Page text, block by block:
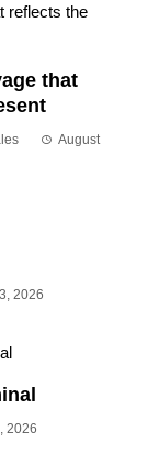
that
August
2026
2026